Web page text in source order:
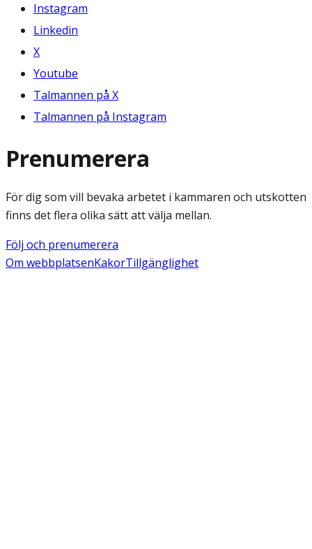
Instagram
Linkedin
X
Youtube
Talmannen på X
Talmannen på Instagram
Prenumerera
För dig som vill bevaka arbetet i kammaren och utskotten
finns det flera olika sätt att välja mellan.
Följ och prenumerera
Om webbplatsenKakorTillgänglighet